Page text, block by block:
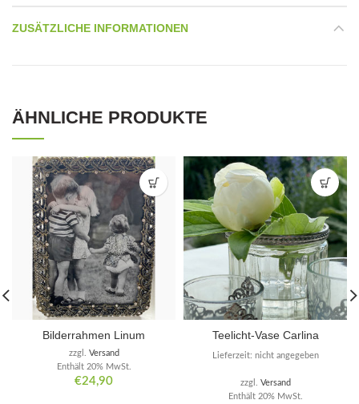
ZUSÄTZLICHE INFORMATIONEN
ÄHNLICHE PRODUKTE
Bilderrahmen Linum
€24,90
Enthält 20% MwSt.
zzgl. Versand
Teelicht-Vase Carlina
Enthält 20% MwSt.
zzgl. Versand
Lieferzeit: nicht angegeben